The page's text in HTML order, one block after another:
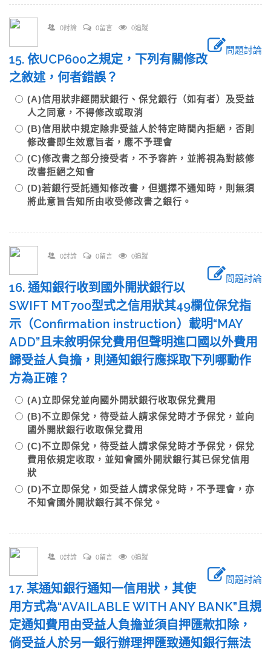
0討論 0留言 0追蹤
問題討論
15. 依UCP600之規定，下列有關修改
之敘述，何者錯誤？
(A)信用狀非經開狀銀行、保兌銀行（如有者）及受益
人之同意，不得修改或取消
(B)信用狀中規定除非受益人於特定時間內拒絕，否則
修改書即生效意旨者，應不予理會
(C)修改書之部分接受者，不予容許，並將視為對該修
改書拒絕之知會
(D)若銀行受託通知修改書，但選擇不通知時，則無須
將此意旨告知所由收受修改書之銀行。
0討論 0留言 0追蹤
問題討論
16. 通知銀行收到國外開狀銀行以
SWIFT MT700型式之信用狀其49欄位保兌指
示（Confirmation instruction）載明“MAY
ADD”且未敘明保兌費用但聲明進口國以外費用
歸受益人負擔，則通知銀行應採取下列哪動作
方為正確？
(A)立即保兌並向國外開狀銀行收取保兌費用
(B)不立即保兌，待受益人請求保兌時才予保兌，並向
國外開狀銀行收取保兌費用
(C)不立即保兌，待受益人請求保兌時才予保兌，保兌
費用依規定收取，並知會國外開狀銀行其已保兌信用
狀
(D)不立即保兌，如受益人請求保兌時，不予理會，亦
不知會國外開狀銀行其不保兌。
0討論 0留言 0追蹤
問題討論
17. 某通知銀行通知一信用狀，其使
用方式為“AVAILABLE WITH ANY BANK”且規
定通知費用由受益人負擔並須自押匯款扣除，
倘受益人於另一銀行辦理押匯致通知銀行無法